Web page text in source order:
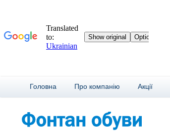
Головна Про компанію Акції